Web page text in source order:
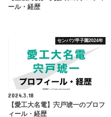
ール・経歴
センバツ甲子園2024年
2024.3.18
【愛工大名電】宍戸琥一のプロフ
ィール・経歴